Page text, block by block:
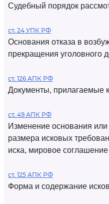
Судебный порядок
ст. 24 УПК РФ
Основания отказа в
прекращения уголовного
ст. 126 АПК РФ
Документы, прилагаемые
ст. 49 АПК РФ
Изменение основания
размера исковых
иска, мировое соглашение
ст. 125 АПК РФ
Форма и содержание